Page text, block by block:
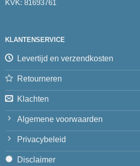
KVK: 81693761
KLANTENSERVICE
Levertijd en verzendkosten
Retourneren
Klachten
Algemene voorwaarden
Privacybeleid
Disclaimer